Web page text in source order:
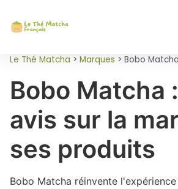
Le Thé Matcha > Marques > Bobo Matcha
Bobo Matcha
avis sur la
ses produits
Bobo Matcha réinvente